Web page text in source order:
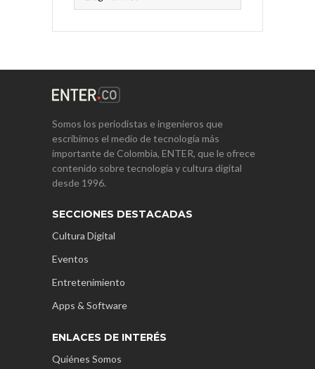
Somos los periodistas e ingenieros que
escribimos el medio de tecnología más
importante de Colombia, ENTER, que le ofrece
contenido sobre tecnología y cultura digital
desde 1996.
SECCIONES DESTACADAS
Cultura Digital
Eventos
Entretenimiento
Apps & Software
ENLACES DE INTERÉS
Quiénes Somos